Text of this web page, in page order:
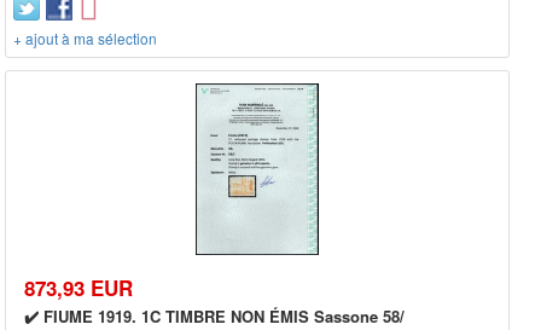
+ ajout à ma sélection
873,93 EUR
✔️ FIUME 1919. 1C TIMBRE NON ÉMIS Sassone 58/